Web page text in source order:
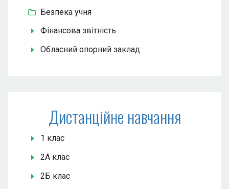
Безпека учня
Фінансова звітність
Обласний опорний заклад
Дистанційне навчання
1 клас
2А клас
2Б клас